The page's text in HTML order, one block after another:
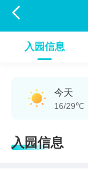

入园信息
今天
16/29℃
入园信息